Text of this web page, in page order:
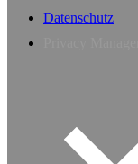
Datenschutz